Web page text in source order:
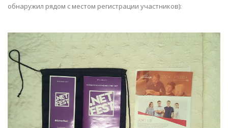
обнаружил рядом с местом регистрации участников):